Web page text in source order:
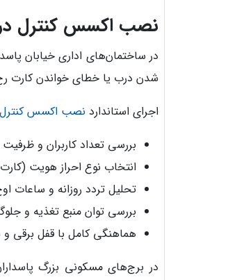
نصب اکسس کنترل در
در ساختمان‌های اداری خیابان
شدن درب یا خطای خواندن کارت
اجرای استاندارد نصب اکسس کنترل
بررسی تعداد کاربران و ظرفیت
انتخاب نوع احراز هویت
تحلیل تردد روزانه و ساعات
بررسی توان منبع تغذیه و
هماهنگی کامل با قفل برقی
در برج‌های مسکونی بزرگ